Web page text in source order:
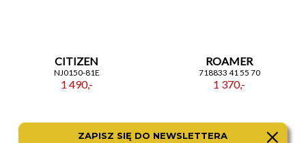
ponadczasowego czasomierza ze stalową
bransoletą, czarną tarczą i okrągłą kopertą — ten
model spełni oczekiwania najbardziej wymagających
CITIZEN
NJ0150-81E
1 490,-
ROAMER
718833 41 55 70
1 370,-
ZAPISZ SIĘ DO NEWSLETTERA